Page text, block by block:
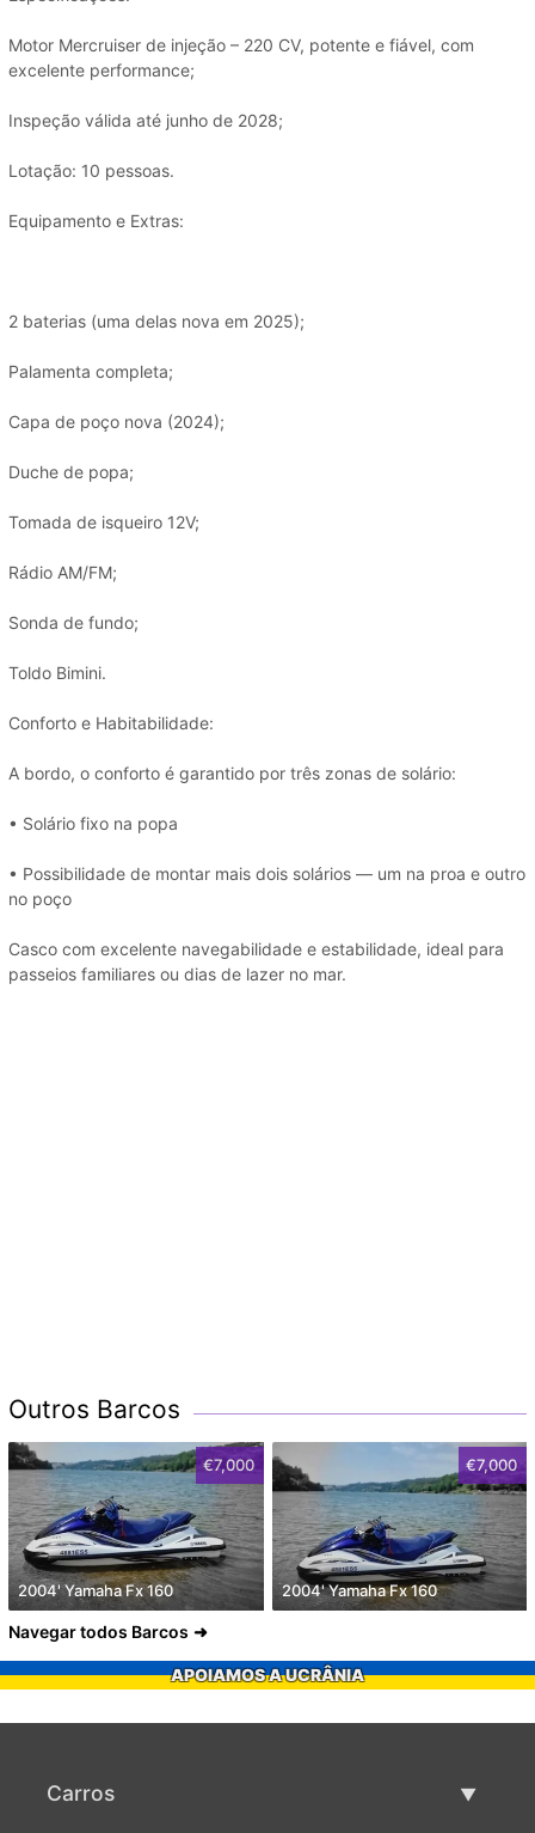
Motor Mercruiser de injeção – 220 CV, potente e fiável, com
excelente performance;
Inspeção válida até junho de 2028;
Lotação: 10 pessoas.
Equipamento e Extras:
2 baterias (uma delas nova em 2025);
Palamenta completa;
Capa de poço nova (2024);
Duche de popa;
Tomada de isqueiro 12V;
Rádio AM/FM;
Sonda de fundo;
Toldo Bimini.
Conforto e Habitabilidade:
A bordo, o conforto é garantido por três zonas de solário:
• Solário fixo na popa
• Possibilidade de montar mais dois solários — um na proa e outro
no poço
Casco com excelente navegabilidade e estabilidade, ideal para
passeios familiares ou dias de lazer no mar.
Outros Barcos
€7,000
2004' Yamaha Fx 160
€7,000
2004' Yamaha Fx 160
Navegar todos Barcos
APOIAMOS A UCRÂNIA
Carros